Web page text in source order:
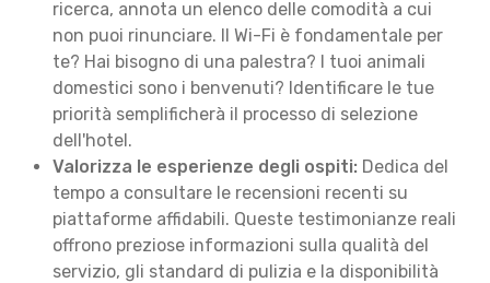
ricerca, annota un elenco delle comodità a cui
non puoi rinunciare. Il Wi-Fi è fondamentale per
te? Hai bisogno di una palestra? I tuoi animali
domestici sono i benvenuti? Identificare le tue
priorità semplificherà il processo di selezione
dell'hotel.
Valorizza le esperienze degli ospiti: Dedica del
tempo a consultare le recensioni recenti su
piattaforme affidabili. Queste testimonianze reali
offrono preziose informazioni sulla qualità del
servizio, gli standard di pulizia e la disponibilità